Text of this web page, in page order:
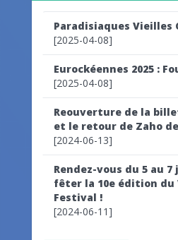
Paradisiaques Vieilles
[2025-04-08]
Eurockéennes 2025 :
[2025-04-08]
Reouverture de la
et le retour de Zaho de
[2024-06-13]
Rendez-vous du 5 au
fêter la 10e édition du
Festival !
[2024-06-11]